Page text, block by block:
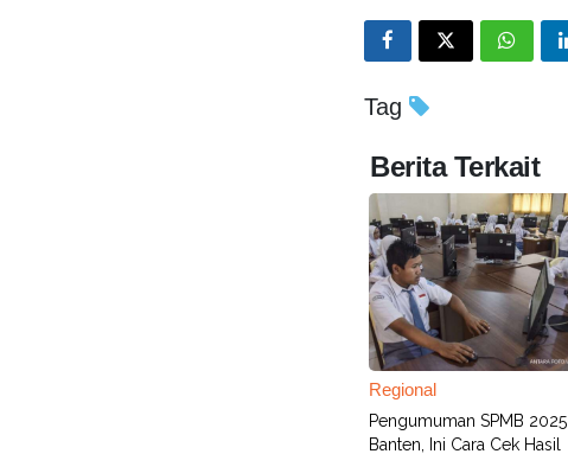
Tag
Berita Terkait
Regional
Pengumuman SPMB 2025
Banten, Ini Cara Cek Hasil